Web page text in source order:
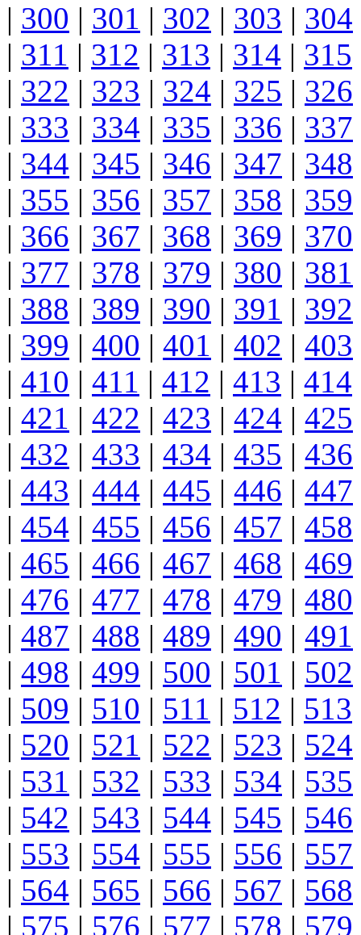
| 300 | 301 | 302 | 303 | 304
| 311 | 312 | 313 | 314 | 315
| 322 | 323 | 324 | 325 | 326
| 333 | 334 | 335 | 336 | 337
| 344 | 345 | 346 | 347 | 348
| 355 | 356 | 357 | 358 | 359
| 366 | 367 | 368 | 369 | 370
| 377 | 378 | 379 | 380 | 381
| 388 | 389 | 390 | 391 | 392
| 399 | 400 | 401 | 402 | 403
| 410 | 411 | 412 | 413 | 414
| 421 | 422 | 423 | 424 | 425
| 432 | 433 | 434 | 435 | 436
| 443 | 444 | 445 | 446 | 447
| 454 | 455 | 456 | 457 | 458
| 465 | 466 | 467 | 468 | 469
| 476 | 477 | 478 | 479 | 480
| 487 | 488 | 489 | 490 | 491
| 498 | 499 | 500 | 501 | 502
| 509 | 510 | 511 | 512 | 513
| 520 | 521 | 522 | 523 | 524
| 531 | 532 | 533 | 534 | 535
| 542 | 543 | 544 | 545 | 546
| 553 | 554 | 555 | 556 | 557
| 564 | 565 | 566 | 567 | 568
| 575 | 576 | 577 | 578 | 579